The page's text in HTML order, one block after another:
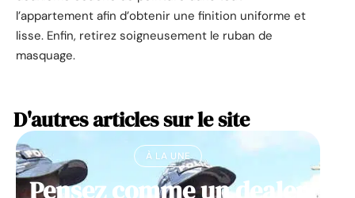
l’appartement afin d’obtenir une finition uniforme et
lisse. Enfin, retirez soigneusement le ruban de
masquage.
D'autres articles sur le site
À LA UNE